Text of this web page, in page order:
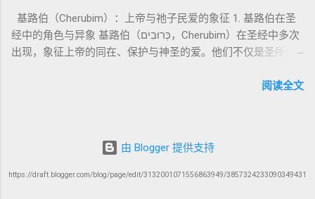
（雅5）形成呼应。 ...
语法 结构 显示 这 是在 强调 一位 ...
之书》（1 Enoch 1-36） 讲述堕落天使（守望者，Watchers）
如何违背神的命令，与人类女子结合，生下巨人（Nephilim）。
这些天使教授人类各种知识，如金属锻造、药草使用和占星
洪水洁净世界。 这一描述与《创世记 6:1-4》的“神的众子”相呼
子看见人的女子美貌，就随意挑选，娶来为妻。他们与女子交
合后，生下了伟人（Nephilim），那时候的伟人就是古时英武有
名的人。” 📜 犹太解读 ： 许多犹太文献（如《以诺书》、《死
基路伯（Cherubim）：上帝与祂子民爱的象征 1. 基路伯在圣
经中的角色与异象 基路伯（כְּרוּבִים，Cherubim）在圣经中多次
出现，象征上帝的同在、保护与神圣的爱。他们不仅是圣所的
护者 在《创世记》3:24中，基路伯首次出现，被安置在伊甸园
入伊甸园。这象征着罪的阻隔，也反映出人类与神分离后的失
落。 （2）会幕与圣殿中的基路伯 在《出埃及记》25:18-22，
阅读全文
由 Blogger 提供支持
https://draft.blogger.com/blog/page/edit/3132001071556863949/3857324233090349431